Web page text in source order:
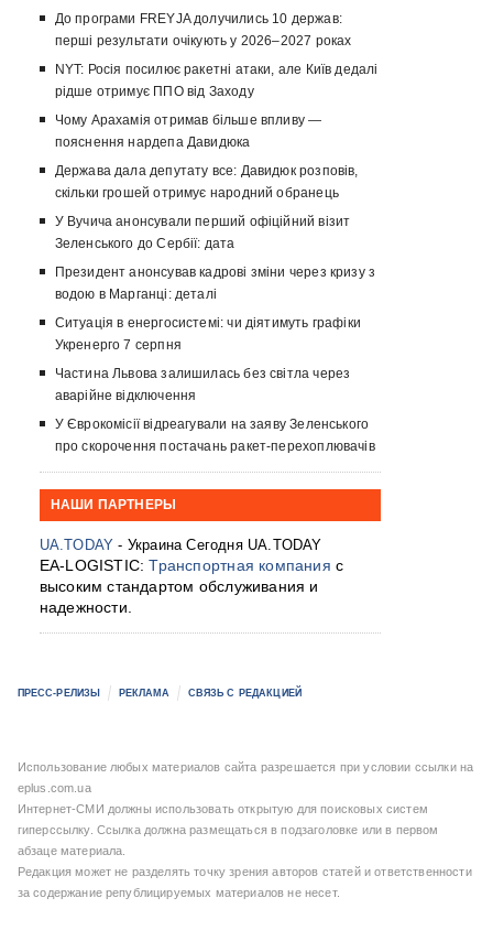
До програми FREYJA долучились 10 держав:
перші результати очікують у 2026–2027 роках
NYT: Росія посилює ракетні атаки, але Київ дедалі
рідше отримує ППО від Заходу
Чому Арахамія отримав більше впливу —
пояснення нардепа Давидюка
Держава дала депутату все: Давидюк розповів,
скільки грошей отримує народний обранець
У Вучича анонсували перший офіційний візит
Зеленського до Сербії: дата
Президент анонсував кадрові зміни через кризу з
водою в Марганці: деталі
Ситуація в енергосистемі: чи діятимуть графіки
Укренерго 7 серпня
Частина Львова залишилась без світла через
аварійне відключення
У Єврокомісії відреагували на заяву Зеленського
про скорочення постачань ракет-перехоплювачів
НАШИ ПАРТНЕРЫ
UA.TODAY - Украина Сегодня UA.TODAY
EA-LOGISTIC:Транспортная компания с
высоким стандартом обслуживания и
надежности.
ПРЕСС-РЕЛИЗЫ РЕКЛАМА СВЯЗЬ С РЕДАКЦИЕЙ
Использование любых материалов сайта разрешается при условии ссылки на
eplus.com.ua
Интернет-СМИ должны использовать открытую для поисковых систем
гиперссылку. Ссылка должна размещаться в подзаголовке или в первом
абзаце материала.
Редакция может не разделять точку зрения авторов статей и ответственности
за содержание републицируемых материалов не несет.